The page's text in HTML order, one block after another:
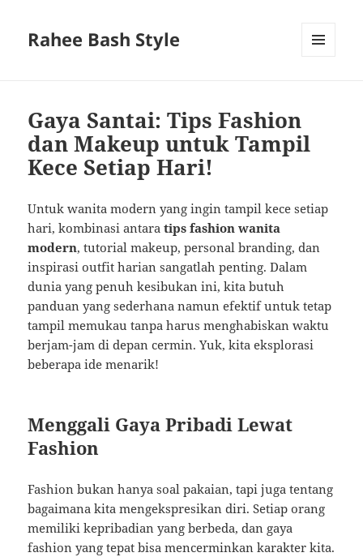
Rahee Bash Style
Gaya Santai: Tips Fashion
dan Makeup untuk Tampil
Kece Setiap Hari!
Untuk wanita modern yang ingin tampil kece setiap
hari, kombinasi antaratips fashion wanita
modern, tutorial makeup, personal branding, dan
inspirasi outfit harian sangatlah penting. Dalam
dunia yang penuh kesibukan ini, kita butuh
panduan yang sederhana namun efektif untuk tetap
tampil memukau tanpa harus menghabiskan waktu
berjam-jam di depan cermin. Yuk, kita eksplorasi
beberapa ide menarik!
Menggali Gaya Pribadi Lewat
Fashion
Fashion bukan hanya soal pakaian, tapi juga tentang
bagaimana kita mengekspresikan diri. Setiap orang
memiliki kepribadian yang berbeda, dan gaya
fashion yang tepat bisa mencerminkan karakter kita.